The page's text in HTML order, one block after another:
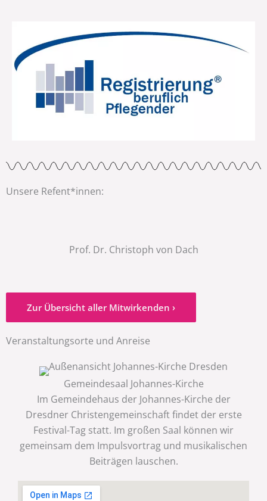
Unsere Refent*innen:
Prof. Dr. Christoph von Dach
Zur Übersicht aller Mitwirkenden ›
Veranstaltungsorte und Anreise
Gemeindesaal Johannes-Kirche
Im Gemeindehaus der Johannes-Kirche der
Dresdner Christengemeinschaft findet der erste
Festival-Tag statt. Im großen Saal können wir
gemeinsam dem Impulsvortrag und musikalischen
Beiträgen lauschen.